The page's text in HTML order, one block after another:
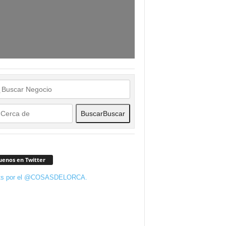
BuscarBuscar
en Twitter
por el @COSASDELORCA.